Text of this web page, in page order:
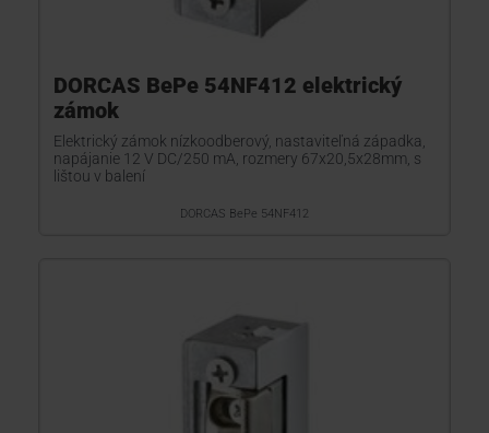
DORCAS BePe 54NF412 elektrický
zámok
Elektrický zámok nízkoodberový, nastaviteľná západka,
napájanie 12 V DC/250 mA, rozmery 67x20,5x28mm, s
lištou v balení
DORCAS BePe 54NF412